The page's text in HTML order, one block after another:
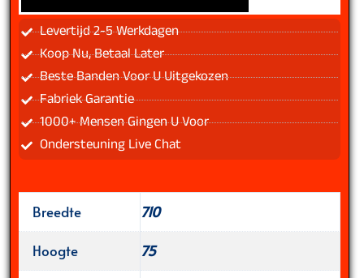
Levertijd 2-5 Werkdagen
Koop Nu, Betaal Later
Beste Banden Voor U Uitgekozen
Fabriek Garantie
1000+ Mensen Gingen U Voor
Ondersteuning Live Chat
Breedte
710
Hoogte
75